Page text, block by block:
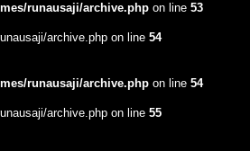
runausaji/archive.php on line 53
archive.php on line 54
runausaji/archive.php on line 54
archive.php on line 55